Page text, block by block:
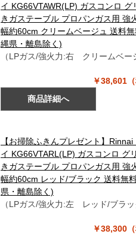
イ KG66VTAWR(LP) ガスコンロ グ
きガステーブル プロパンガス用 強
幅約60cm クリームベージュ 送料
縄県・離島除く)
（LPガス/強火力:右 クリームベー
￥38,601（
商品詳細へ
【お掃除ふきんプレゼント】Rinnai
イ KG66VTARL(LP) ガスコンロ グ
きガステーブル プロパンガス用 強
幅約60cm レッド/ブラック 送料無
県・離島除く)
（LPガス/強火力:左 レッド/ブラッ
￥38,300（